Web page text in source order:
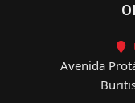
Avenida